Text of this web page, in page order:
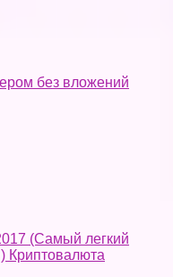
без вложений
(Самый легкий
Криптовалюта